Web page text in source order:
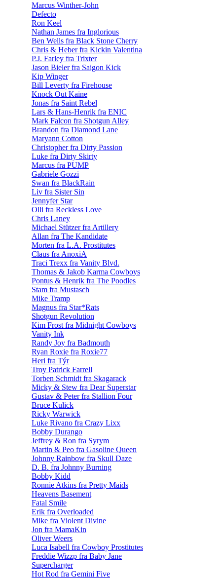
Marcus Winther-John
Defecto
Ron Keel
Nathan James fra Inglorious
Ben Wells fra Black Stone Cherry
Chris & Heber fra Kickin Valentina
P.J. Farley fra Trixter
Jason Bieler fra Saigon Kick
Kip Winger
Bill Leverty fra Firehouse
Knock Out Kaine
Jonas fra Saint Rebel
Lars & Hans-Henrik fra ENIC
Mark Falcon fra Shotgun Alley
Brandon fra Diamond Lane
Maryann Cotton
Christopher fra Dirty Passion
Luke fra Dirty Skirty
Marcus fra PUMP
Gabriele Gozzi
Swan fra BlackRain
Liv fra Sister Sin
Jennyfer Star
Olli fra Reckless Love
Chris Laney
Michael Stützer fra Artillery
Allan fra The Kandidate
Morten fra L.A. Prostitutes
Claus fra AnoxiA
Traci Trexx fra Vanity Blvd.
Thomas & Jakob Karma Cowboys
Pontus & Henrik fra The Poodles
Stam fra Mustasch
Mike Tramp
Magnus fra Star*Rats
Shotgun Revolution
Kim Frost fra Midnight Cowboys
Vanity Ink
Randy Joy fra Badmouth
Ryan Roxie fra Roxie77
Heri fra Týr
Troy Patrick Farrell
Torben Schmidt fra Skagarack
Micky & Stew fra Dear Superstar
Gustav & Peter fra Stallion Four
Bruce Kulick
Ricky Warwick
Luke Rivano fra Crazy Lixx
Bobby Durango
Jeffrey & Ron fra Syrym
Martin & Peo fra Gasoline Queen
Johnny Rainbow fra Skull Daze
D. B. fra Johnny Burning
Bobby Kidd
Ronnie Atkins fra Pretty Maids
Heavens Basement
Fatal Smile
Erik fra Overloaded
Mike fra Violent Divine
Jon fra MamaKin
Oliver Weers
Luca Isabell fra Cowboy Prostitutes
Freddie Wizzp fra Baby Jane
Supercharger
Hot Rod fra Gemini Five